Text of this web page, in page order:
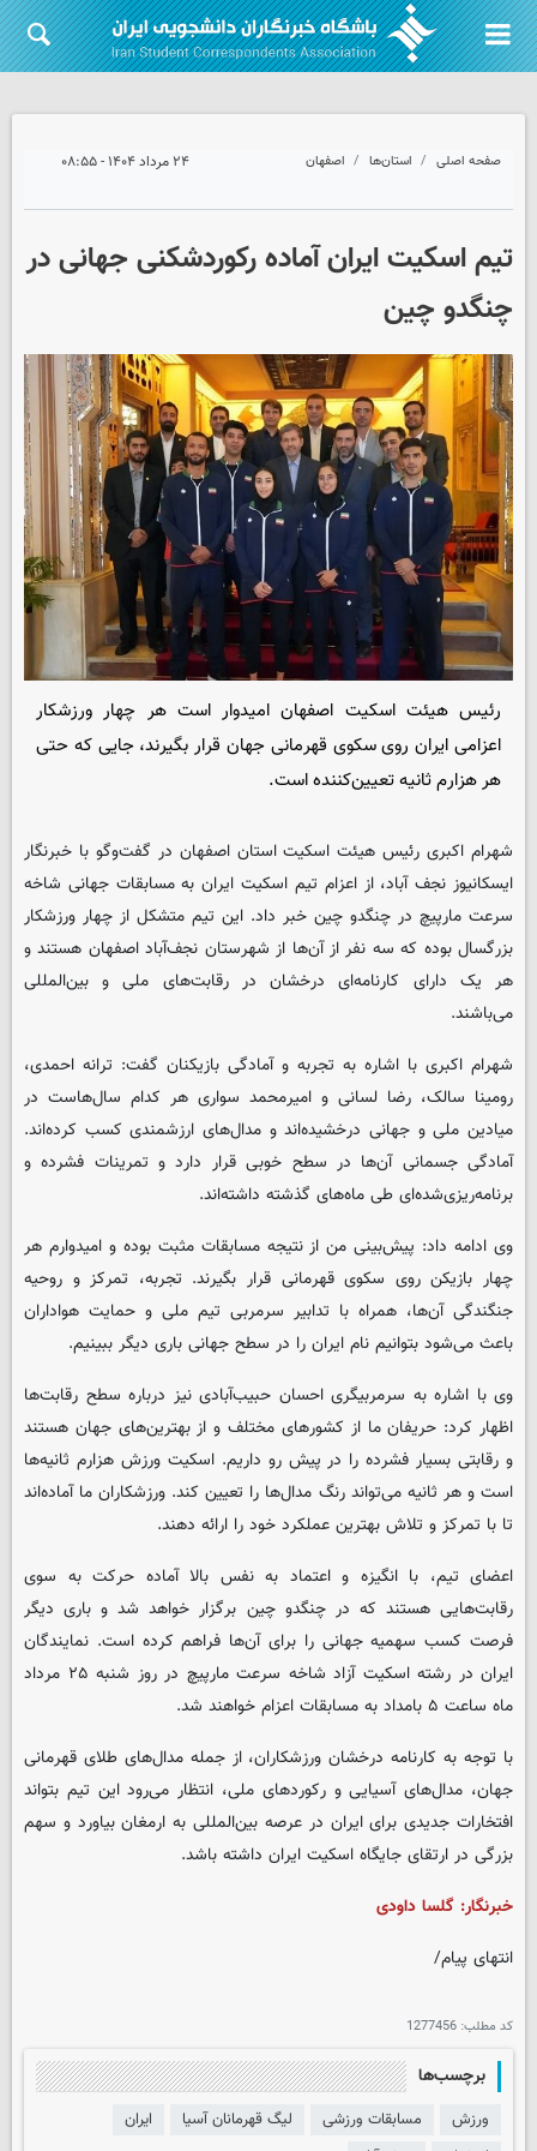
صفحه اصلی استان‌ها اصفهان ۲۴ مرداد ۱۴۰۴ - ۰۸:۵۵
تیم اسکیت ایران آماده رکوردشکنی جهانی در
چنگدو چین
رئیس هیئت اسکیت اصفهان امیدوار است هر چهار ورزشکار
اعزامی ایران روی سکوی قهرمانی جهان قرار بگیرند، جایی که حتی
هر هزارم ثانیه تعیین‌کننده است.
شهرام اکبری رئیس هیئت اسکیت استان اصفهان در گفت‌وگو با خبرنگار
ایسکانیوز نجف آباد، از اعزام تیم اسکیت ایران به مسابقات جهانی شاخه
سرعت مارپیچ در چنگدو چین خبر داد. این تیم متشکل از چهار ورزشکار
بزرگسال بوده که سه نفر از آن‌ها از شهرستان نجف‌آباد اصفهان هستند و
هر یک دارای کارنامه‌ای درخشان در رقابت‌های ملی و بین‌المللی
می‌باشند.
شهرام اکبری با اشاره به تجربه و آمادگی بازیکنان گفت: ترانه احمدی،
رومینا سالک، رضا لسانی و امیرمحمد سواری هر کدام سال‌هاست در
میادین ملی و جهانی درخشیده‌اند و مدال‌های ارزشمندی کسب کرده‌اند.
آمادگی جسمانی آن‌ها در سطح خوبی قرار دارد و تمرینات فشرده و
برنامه‌ریزی‌شده‌ای طی ماه‌های گذشته داشته‌اند.
وی ادامه داد: پیش‌بینی من از نتیجه مسابقات مثبت بوده و امیدوارم هر
چهار بازیکن روی سکوی قهرمانی قرار بگیرند. تجربه، تمرکز و روحیه
جنگندگی آن‌ها، همراه با تدابیر سرمربی تیم ملی و حمایت هواداران
باعث می‌شود بتوانیم نام ایران را در سطح جهانی باری دیگر ببینیم.
وی با اشاره به سرمربیگری احسان حبیب‌آبادی نیز درباره سطح رقابت‌ها
اظهار کرد: حریفان ما از کشورهای مختلف و از بهترین‌های جهان هستند
و رقابتی بسیار فشرده را در پیش رو داریم. اسکیت ورزش هزارم ثانیه‌ها
است و هر ثانیه می‌تواند رنگ مدال‌ها را تعیین کند. ورزشکاران ما آماده‌اند
تا با تمرکز و تلاش بهترین عملکرد خود را ارائه دهند.
اعضای تیم، با انگیزه و اعتماد به نفس بالا آماده حرکت به سوی
رقابت‌هایی هستند که در چنگدو چین برگزار خواهد شد و باری دیگر
فرصت کسب سهمیه جهانی را برای آن‌ها فراهم کرده است. نمایندگان
ایران در رشته اسکیت آزاد شاخه سرعت مارپیچ در روز شنبه ۲۵ مرداد
ماه ساعت ۵ بامداد به مسابقات اعزام خواهند شد.
با توجه به کارنامه درخشان ورزشکاران، از جمله مدال‌های طلای قهرمانی
جهان، مدال‌های آسیایی و رکوردهای ملی، انتظار می‌رود این تیم بتواند
افتخارات جدیدی برای ایران در عرصه بین‌المللی به ارمغان بیاورد و سهم
بزرگی در ارتقای جایگاه اسکیت ایران داشته باشد.
خبرنگار: گلسا داودی
انتهای پیام/
کد مطلب: 1277456
برچسب‌ها
ورزش مسابقات ورزشی لیگ قهرمانان آسیا
ایران